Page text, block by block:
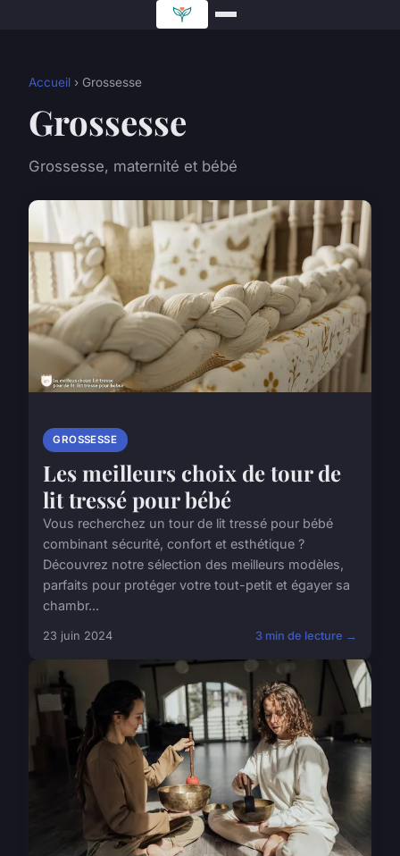
Accueil › Grossesse
Grossesse
Grossesse, maternité et bébé
GROSSESSE
Les meilleurs choix de tour de
lit tressé pour bébé
Vous recherchez un tour de lit tressé pour bébé
combinant sécurité, confort et esthétique ?
Découvrez notre sélection des meilleurs modèles,
parfaits pour protéger votre tout-petit et égayer sa
chambr...
23 juin 2024 3 min de lecture →